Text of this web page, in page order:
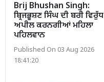
Brij Bhushan Singh:
ਬ੍ਰਿਜਭੂਸ਼ਣ ਸਿੰਘ ਦੀ ਬਰੀ ਵਿਰੁੱਧ
ਅਪੀਲ ਕਰਨਗੀਆਂ ਮਹਿਲਾ
ਪਹਿਲਵਾਨ
Published On 03 Aug 2026
18:41:20